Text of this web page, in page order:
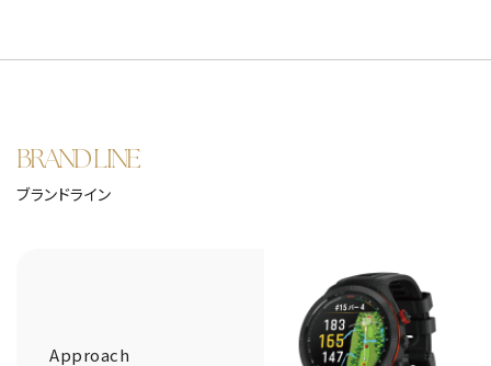
BRAND LINE
ブランドライン
Approach